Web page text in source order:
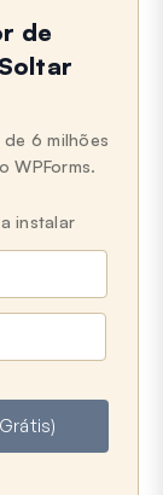
de
6 milhões
WPForms.
instalar